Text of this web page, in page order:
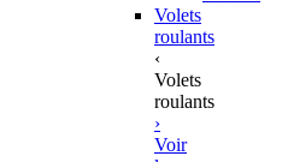
Volets
roulants
‹
Volets
roulants
›
Voir